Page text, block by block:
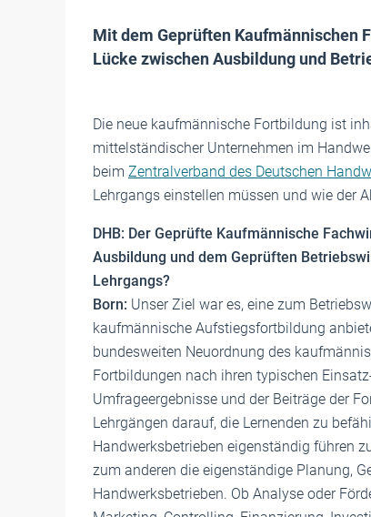
Mit dem Geprüften Kaufmännischen
Lücke zwischen Ausbildung und
Die neue kaufmännische Fortbildung ist
mittelständischer Unternehmen im
beim Zentralverband des Deutschen
Lehrgangs einstellen müssen und wie der
DHB: Der Geprüfte Kaufmännische
Ausbildung und dem Geprüften
Lehrgangs?
Born: Unser Ziel war es, eine zum
kaufmännische Aufstiegsfortbildung
bundesweiten Neuordnung des
Fortbildungen nach ihren typischen
Umfrageergebnisse und der Beiträge der
Lehrgängen darauf, die Lernenden zu
Handwerksbetrieben eigenständig führen
zum anderen die eigenständige Planung,
Handwerksbetrieben. Ob Analyse oder